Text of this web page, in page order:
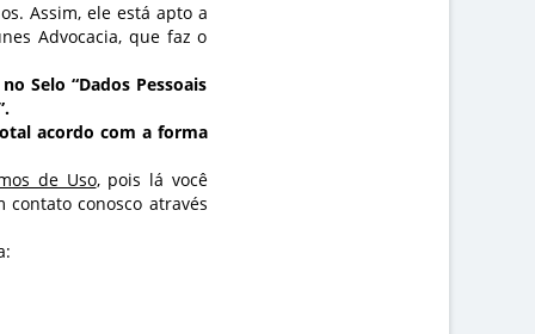
Assim, ele está apto a
Advocacia, que faz o
Selo “Dados Pessoais
acordo com a forma
de Uso, pois lá você
conosco através